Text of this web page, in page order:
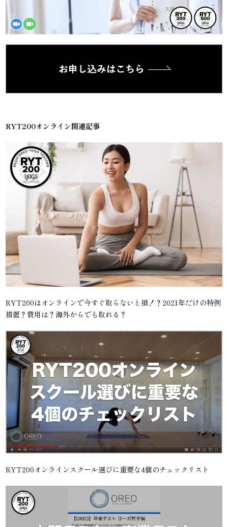
RYT200オンライン関連記事
RYT200はオンラインで今すぐ取らないと損！？2021年だけの特例
措置？費用は？海外からでも取れる？
RYT200オンラインスクール選びに重要な4個のチェックリスト